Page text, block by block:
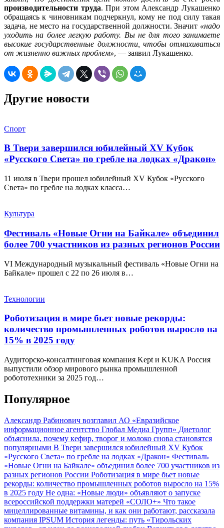
производительности труда. При этом Александр Лукашенко
обращаясь к чиновникам подчеркнул, кому не под силу такая
задача, не место на государственной должности. Значит «надо
уходить на более легкую работу. Вы не для того занимаете
высокие государственные должности, чтобы отмахиваться
от жизненно важных проблем», — заявил Лукашенко.
Другие новости
Спорт
В Твери завершился юбилейный XV Кубок
«Русского Света» по гребле на лодках «Дракон»
11 июля в Твери прошел юбилейный XV Кубок «Русского
Света» по гребле на лодках класса…
Культура
Фестиваль «Новые Огни на Байкале» объединил
более 700 участников из разных регионов России
VI Международный музыкальный фестиваль «Новые Огни на
Байкале» прошел с 22 по 26 июля в…
Технологии
Роботизация в мире бьет новые рекорды:
количество промышленных роботов выросло на
15% в 2025 году
Аудиторско-консалтинговая компания Kept и KUKA Россия
выпустили обзор мирового рынка промышленной
робототехники за 2025 год…
Популярное
Александр Рабинович возглавил АО «Евразийское
информационное агентство Глобал Медиа Групп» Диетолог
объяснила, почему кефир, творог и молоко снова становятся
популярными В Твери завершился юбилейный XV Кубок
«Русского Света» по гребле на лодках «Дракон» Фестиваль
«Новые Огни на Байкале» объединил более 700 участников из
разных регионов России Роботизация в мире бьет новые
рекорды: количество промышленных роботов выросло на 15%
в 2025 году Не одна: «Новые люди» объявляют о запуске
всероссийской поддержки матерей «СОЛО+» Что такое
мицеллированные витамины, и как они работают, рассказала
компания IPSUM История легенды: путь «Тирольских